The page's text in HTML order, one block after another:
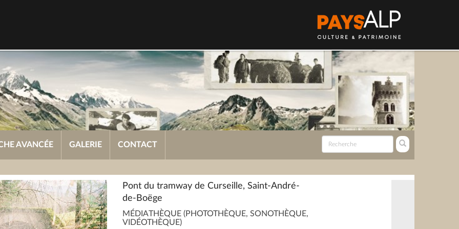
AVANCÉE GALERIE CONTACT
Pont du tramway de Curseille, Saint-André-
de-Boëge
MÉDIATHÈQUE (PHOTOTHÈQUE, SONOTHÈQUE,
VIDÉOTHÈQUE)